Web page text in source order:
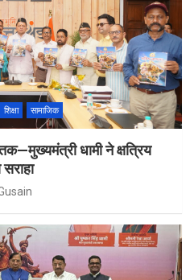
शिक्षा सामाजिक
धामी ने क्षत्रिय